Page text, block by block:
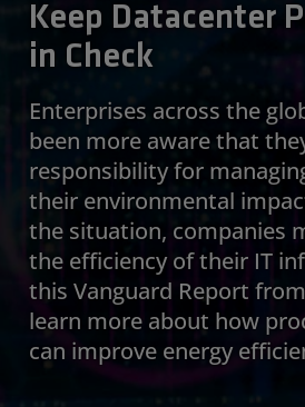
Keep Datacenter
in Check
Enterprises across the
been more aware that
responsibility for
their environmental
the situation, companies
the efficiency of their IT
this Vanguard Report
learn more about how
can improve energy